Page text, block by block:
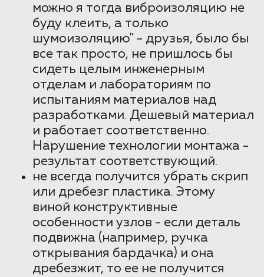
можно я тогда виброизоляцию не
буду клеить, а только
шумоизоляцию" - друзья, было бы
все так просто, не пришлось бы
сидеть целым инженерным
отделам и лабораториям по
испытаниям материалов над
разработками. Дешевый материал
и работает соответственно.
Нарушение технологии монтажа -
результат соответствующий.
не всегда получится убрать скрип
или дребезг пластика. Этому
виной конструктивные
особенности узлов - если деталь
подвижна (например, ручка
открывания бардачка) и она
дребезжит, то ее не получится